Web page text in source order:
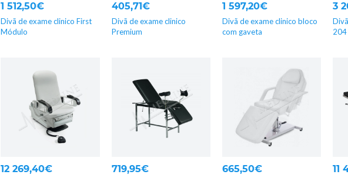
1 512,50€
Divã de exame clinico First
Módulo
405,71€
Divã de exame clinico
Premium
1 597,20€
Divã de exame clinico bloco
com gaveta
3
204
12 269,40€ 719,95€ 665,50€ 11